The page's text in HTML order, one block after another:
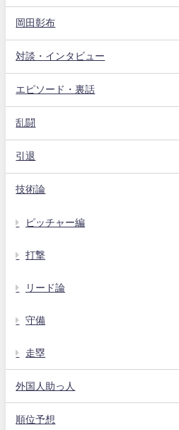
岡田彰布
対談・インタビュー
エピソード・裏話
乱闘
引退
技術論
ピッチャー編
打撃
リード論
守備
走塁
外国人助っ人
順位予想